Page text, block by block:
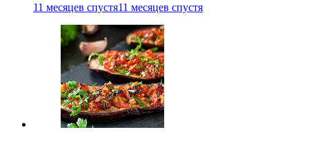
11 месяцев спустя11 месяцев спустя